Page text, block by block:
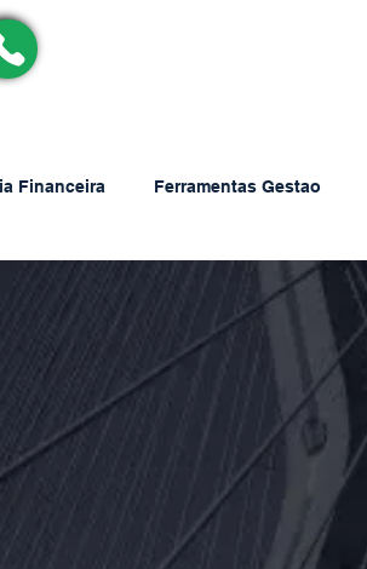
Financeira Ferramentas Gestao